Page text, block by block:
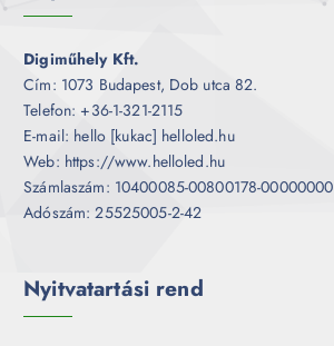
Digiműhely Kft.
Cím: 1073 Budapest, Dob utca 82.
Telefon: +36-1-321-2115
E-mail: hello [kukac] helloled.hu
Web: https://www.helloled.hu
Számlaszám: 10400085-00800178-00000000
Adószám: 25525005-2-42
Nyitvatartási rend